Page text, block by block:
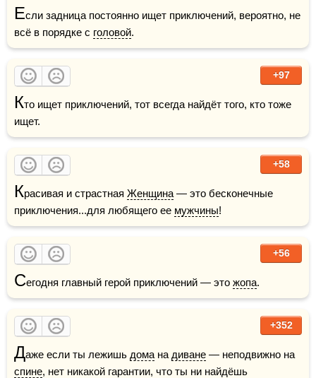
Если задница постоянно ищет приключений, вероятно, не
всё в порядке с головой.
+97
Кто ищет приключений, тот всегда найдёт того, кто тоже
ищет.
+58
Красивая и страстная Женщина — это бесконечные
приключения...для любящего ее мужчины!
+56
Сегодня главный герой приключений — это жопа.
+352
Даже если ты лежишь дома на диване
спине, нет никакой гарантии, что ты ни найдёшь